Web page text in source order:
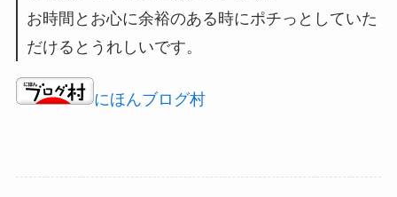
お時間とお心に余裕のある時にポチっとしていた
だけるとうれしいです。
にほんブログ村